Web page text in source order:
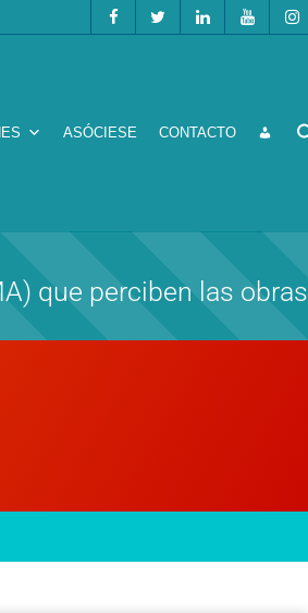
ASÓCIESE CONTACTO
que perciben las obras